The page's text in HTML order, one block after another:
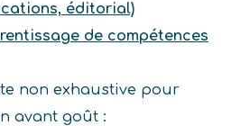
éditorial)
de compétences
non exhaustive pour
avant goût :